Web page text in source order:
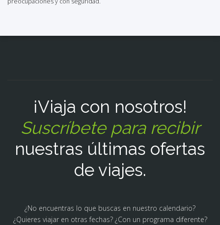
¡Viaja con nosotros!
Suscríbete para recibir
nuestras últimas ofertas
de viajes.
¿No encuentras lo que buscas en nuestro calendario?
¿Quieres viajar en otras fechas? ¿Con un programa diferente?